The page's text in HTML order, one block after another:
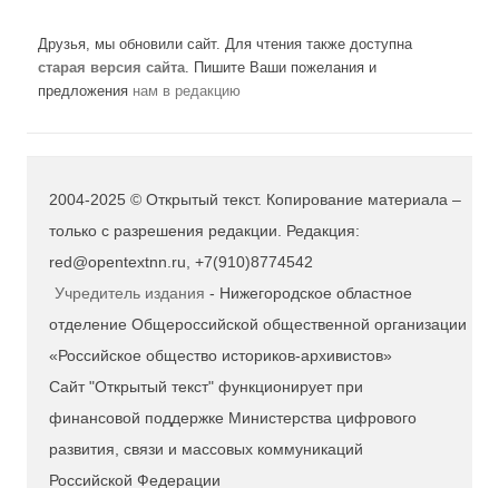
Друзья, мы обновили сайт. Для чтения также доступна
старая версия сайта. Пишите Ваши пожелания и
предложения нам в редакцию
2004-2025 © Открытый текст. Копирование материала –
только с разрешения редакции. Редакция:
red@opentextnn.ru, +7(910)8774542
Учредитель издания - Нижегородское областное
отделение Общероссийской общественной организации
«Российское общество историков-архивистов»
Сайт "Открытый текст" функционирует при
финансовой поддержке Министерства цифрового
развития, связи и массовых коммуникаций
Российской Федерации